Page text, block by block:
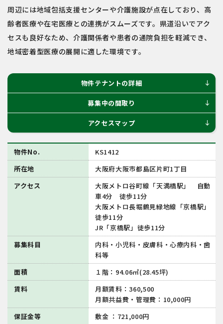
周辺には地域包括支援センターや介護施設が点在しており、高
齢者医療や在宅医療との連携がスムーズです。県道沿いでアク
セスも良好なため、介護関係者や患者の通院負担を軽減でき、
地域密着型医療の展開に適した環境です。
物件テナントの詳細 south
募集中の間取り south
アクセスマップ south
物件No.
KS1412
所在地
大阪府大阪市都島区片町1丁目
アクセス
大阪メトロ谷町線「天満橋駅」 自動
車4分 徒歩11分
大阪メトロ長堀鶴見緑地線「京橋駅」
徒歩11分
JR「京橋駅」徒歩11分
募集科目
内科・小児科・皮膚科・心療内科・歯
科等
面積
１階：94.06㎡(28.45坪)
賃料
月額賃料：360,500
月額共益費・管理費：10,000円
保証金等
敷金 ：721,000円